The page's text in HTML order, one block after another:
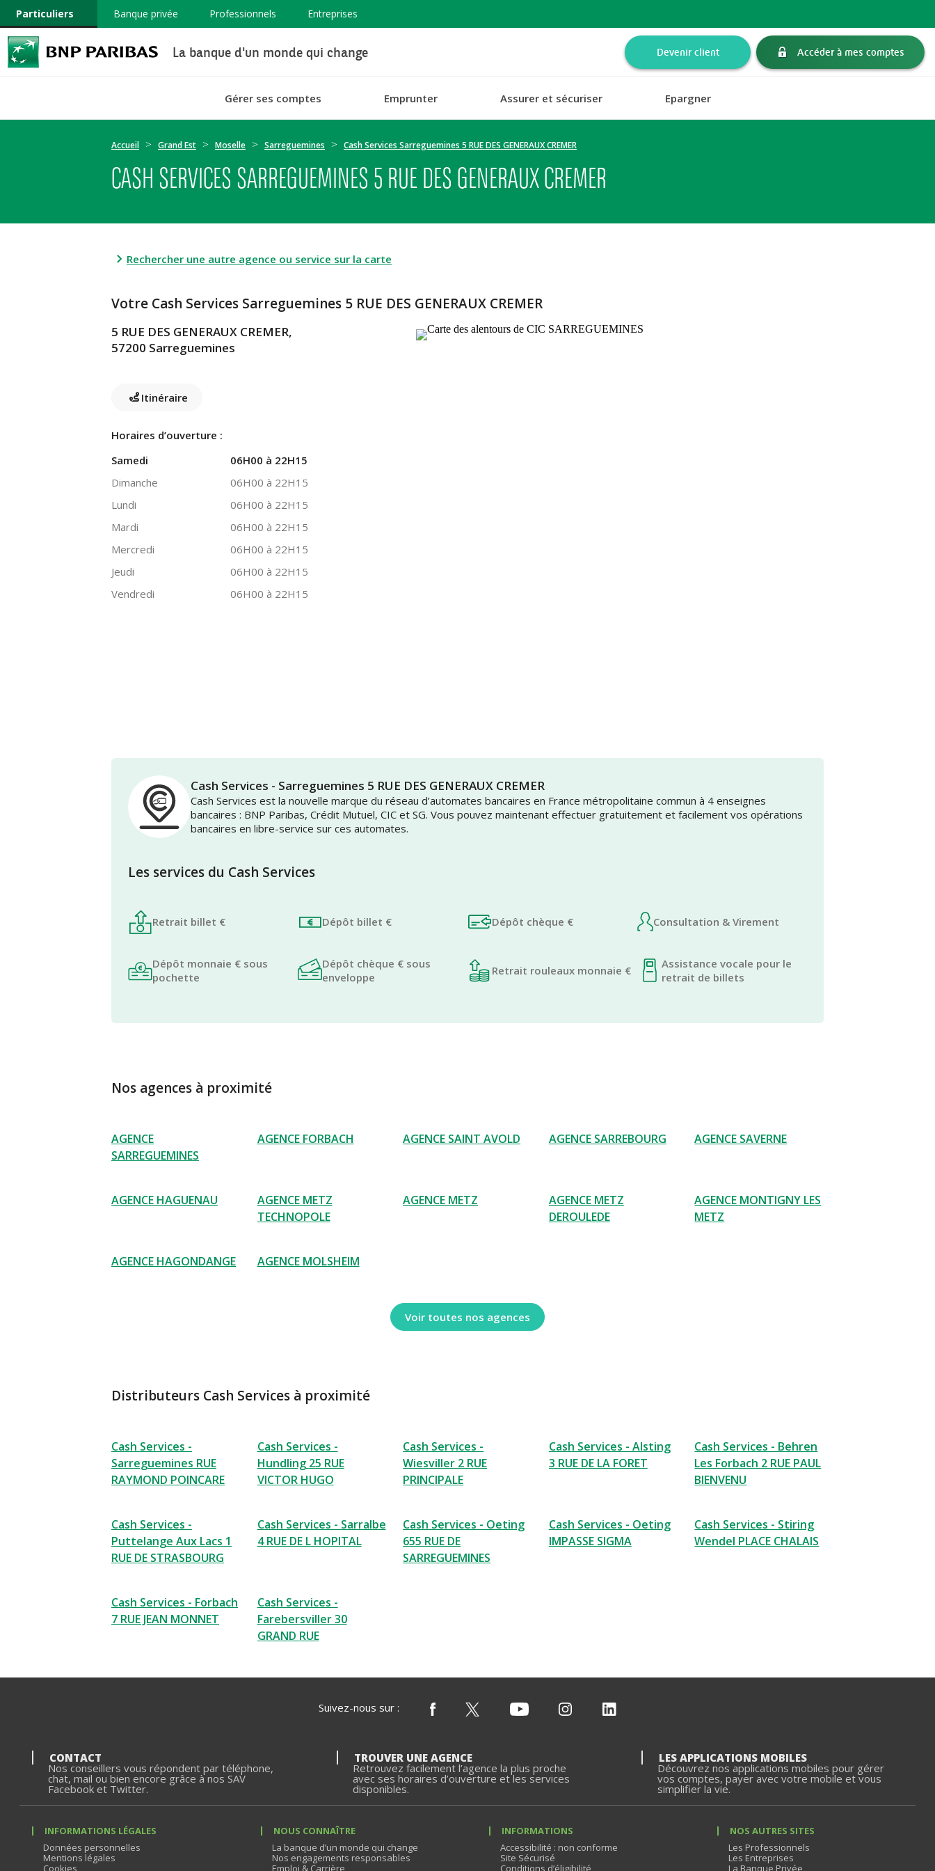
Particuliers Banque privée Professionnels Entreprises
La banque d'un monde qui change Devenir client Accéder à mes comptes
Gérer ses comptes Emprunter Assurer et sécuriser Epargner
Accueil Grand Est Moselle Sarreguemines Cash Services Sarreguemines 5 RUE DES GENERAUX CREMER
CASH SERVICES SARREGUEMINES 5 RUE DES GENERAUX CREMER
Rechercher une autre agence ou service sur la carte
Votre Cash Services Sarreguemines 5 RUE DES GENERAUX CREMER
5 RUE DES GENERAUX CREMER,
57200 Sarreguemines
Itinéraire
Horaires d’ouverture :
Samedi
06H00 à 22H15
Dimanche
06H00 à 22H15
Lundi
06H00 à 22H15
Mardi
06H00 à 22H15
Mercredi
06H00 à 22H15
Jeudi
06H00 à 22H15
Vendredi
06H00 à 22H15
Cash Services - Sarreguemines 5 RUE DES GENERAUX CREMER
Cash Services est la nouvelle marque du réseau d’automates bancaires en France métropolitaine commun à 4 enseignes
bancaires : BNP Paribas, Crédit Mutuel, CIC et SG. Vous pouvez maintenant effectuer gratuitement et facilement vos opérations
bancaires en libre-service sur ces automates.
Les services du Cash Services
Retrait billet € Dépôt billet € Dépôt chèque € Consultation & Virement
Dépôt monnaie € sous
pochette
Dépôt chèque € sous
enveloppe
Retrait rouleaux monnaie €
Assistance vocale pour le
retrait de billets
Nos agences à proximité
AGENCE
SARREGUEMINES
AGENCE FORBACH AGENCE SAINT AVOLD AGENCE SARREBOURG AGENCE SAVERNE
AGENCE HAGUENAU
AGENCE METZ
TECHNOPOLE
AGENCE METZ
AGENCE METZ
DEROULEDE
AGENCE MONTIGNY LES
METZ
AGENCE HAGONDANGE AGENCE MOLSHEIM
Voir toutes nos agences
Distributeurs Cash Services à proximité
Cash Services -
Sarreguemines RUE
RAYMOND POINCARE
Cash Services -
Hundling 25 RUE
VICTOR HUGO
Cash Services -
Wiesviller 2 RUE
PRINCIPALE
Cash Services - Alsting
3 RUE DE LA FORET
Cash Services - Behren
Les Forbach 2 RUE PAUL
BIENVENU
Cash Services -
Puttelange Aux Lacs 1
RUE DE STRASBOURG
Cash Services - Sarralbe
4 RUE DE L HOPITAL
Cash Services - Oeting
655 RUE DE
SARREGUEMINES
Cash Services - Oeting
IMPASSE SIGMA
Cash Services - Stiring
Wendel PLACE CHALAIS
Cash Services - Forbach
7 RUE JEAN MONNET
Cash Services -
Farebersviller 30
GRAND RUE
Suivez-nous sur :
CONTACT
Nos conseillers vous répondent par téléphone,
chat, mail ou bien encore grâce à nos SAV
Facebook et Twitter.
TROUVER UNE AGENCE
Retrouvez facilement l’agence la plus proche
avec ses horaires d’ouverture et les services
disponibles.
LES APPLICATIONS MOBILES
Découvrez nos applications mobiles pour gérer
vos comptes, payer avec votre mobile et vous
simplifier la vie.
INFORMATIONS LÉGALES
Données personnelles
Mentions légales
Cookies
NOUS CONNAÎTRE
La banque d’un monde qui change
Nos engagements responsables
Emploi & Carrière
INFORMATIONS
Accessibilité : non conforme
Site Sécurisé
Conditions d’éligibilité
NOS AUTRES SITES
Les Professionnels
Les Entreprises
La Banque Privée